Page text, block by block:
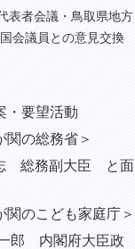
者会議・鳥取県地方
会議員との意見交換
・要望活動
の総務省＞
務副大臣 と面
のこども家庭庁＞
内閣府大臣政